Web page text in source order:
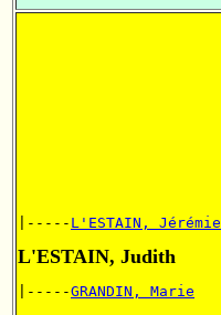
|----- L'ESTAIN, Jérémie
L'ESTAIN, Judith
|-----GRANDIN, Marie